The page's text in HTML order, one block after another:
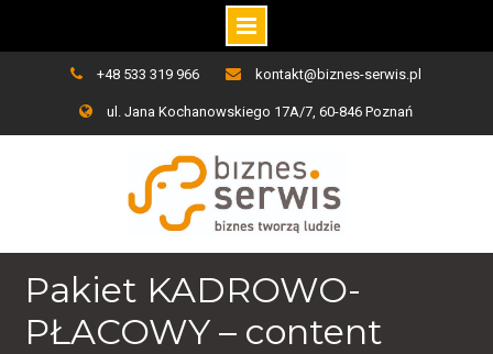
+48 533 319 966 kontakt@biznes-serwis.pl
ul. Jana Kochanowskiego 17A/7, 60-846 Poznań
Pakiet KADROWO-
PŁACOWY – content